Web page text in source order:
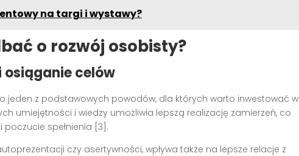
na targi i wystawy?
o rozwój osobisty?
osiąganie celów
jeden z podstawowych powodów, dla których warto inwestować w
umiejętności i wiedzy umożliwia lepszą realizację zamierzeń, co
poczucie spełnienia [3].
czy asertywności, wpływa także na lepsze relacje z